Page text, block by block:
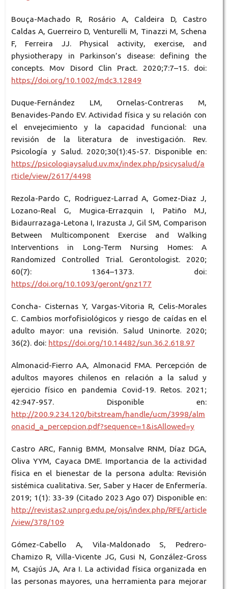
Bouça-Machado R, Rosário A, Caldeira D, Castro
Caldas A, Guerreiro D, Venturelli M, Tinazzi M, Schena
F, Ferreira JJ. Physical activity, exercise, and
physiotherapy in Parkinson’s disease: defining the
concepts. Mov Disord Clin Pract. 2020;7:7–15. doi:
https://doi.org/10.1002/mdc3.12849
Duque-Fernández LM, Ornelas-Contreras M,
Benavides-Pando EV. Actividad física y su relación con
el envejecimiento y la capacidad funcional: una
revisión de la literatura de investigación. Rev.
Psicología y Salud. 2020;30(1):45-57. Disponible en:
https://psicologiaysalud.uv.mx/index.php/psicysalud/a
rticle/view/2617/4498
Rezola-Pardo C, Rodriguez-Larrad A, Gomez-Diaz J,
Lozano-Real G, Mugica-Errazquin I, Patiño MJ,
Bidaurrazaga-Letona I, Irazusta J, Gil SM, Comparison
Between Multicomponent Exercise and Walking
Interventions in Long-Term Nursing Homes: A
Randomized Controlled Trial. Gerontologist. 2020;
60(7): 1364–1373. doi:
https://doi.org/10.1093/geront/gnz177
Concha- Cisternas Y, Vargas-Vitoria R, Celis-Morales
C. Cambios morfofisiológicos y riesgo de caídas en el
adulto mayor: una revisión. Salud Uninorte. 2020;
36(2). doi: https://doi.org/10.14482/sun.36.2.618.97
Almonacid-Fierro AA, Almonacid FMA. Percepción de
adultos mayores chilenos en relación a la salud y
ejercicio físico en pandemia Covid-19. Retos. 2021;
42:947-957. Disponible en:
http://200.9.234.120/bitstream/handle/ucm/3998/alm
onacid_a_percepcion.pdf?sequence=1&isAllowed=y
Castro ARC, Fannig BMM, Monsalve RNM, Díaz DGA,
Oliva YYM, Cayaca DME. Importancia de la actividad
física en el bienestar de la persona adulta: Revisión
sistémica cualitativa. Ser, Saber y Hacer de Enfermería.
2019; 1(1): 33-39 (Citado 2023 Ago 07) Disponible en:
http://revistas2.unprg.edu.pe/ojs/index.php/RFE/article
/view/378/109
Gómez-Cabello A, Vila-Maldonado S, Pedrero-
Chamizo R, Villa-Vicente JG, Gusi N, González-Gross
M, Csajús JA, Ara I. La actividad física organizada en
las personas mayores, una herramienta para mejorar